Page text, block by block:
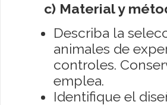
c) Material y
Describa la
animales de
controles.
emplea.
Identifique el